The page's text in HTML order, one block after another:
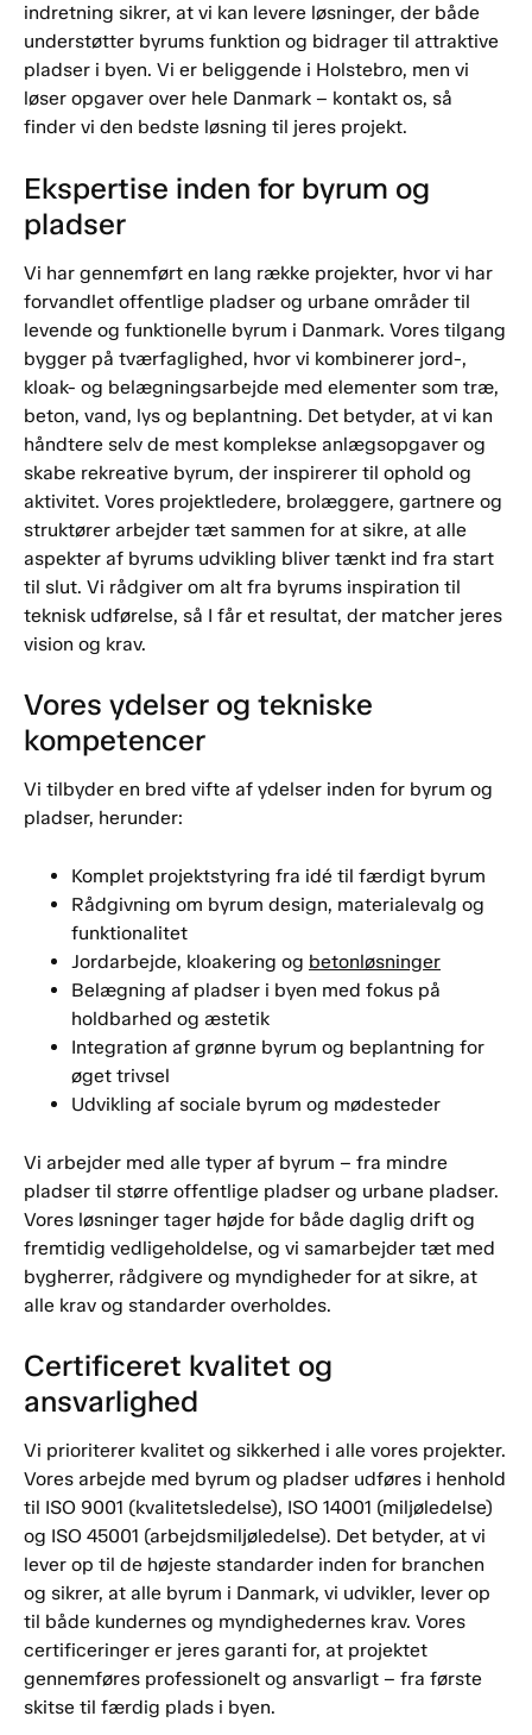
indretning sikrer, at vi kan levere løsninger, der både
understøtter byrums funktion og bidrager til attraktive
pladser i byen. Vi er beliggende i Holstebro, men vi
løser opgaver over hele Danmark – kontakt os, så
finder vi den bedste løsning til jeres projekt.
Ekspertise inden for byrum og
pladser
Vi har gennemført en lang række projekter, hvor vi har
forvandlet offentlige pladser og urbane områder til
levende og funktionelle byrum i Danmark. Vores tilgang
bygger på tværfaglighed, hvor vi kombinerer jord-,
kloak- og belægningsarbejde med elementer som træ,
beton, vand, lys og beplantning. Det betyder, at vi kan
håndtere selv de mest komplekse anlægsopgaver og
skabe rekreative byrum, der inspirerer til ophold og
aktivitet. Vores projektledere, brolæggere, gartnere og
struktører arbejder tæt sammen for at sikre, at alle
aspekter af byrums udvikling bliver tænkt ind fra start
til slut. Vi rådgiver om alt fra byrums inspiration til
teknisk udførelse, så I får et resultat, der matcher jeres
vision og krav.
Vores ydelser og tekniske
kompetencer
Vi tilbyder en bred vifte af ydelser inden for byrum og
pladser, herunder:
Komplet projektstyring fra idé til færdigt byrum
Rådgivning om byrum design, materialevalg og
funktionalitet
Jordarbejde, kloakering og betonløsninger
Belægning af pladser i byen med fokus på
holdbarhed og æstetik
Integration af grønne byrum og beplantning for
øget trivsel
Udvikling af sociale byrum og mødesteder
Vi arbejder med alle typer af byrum – fra mindre
pladser til større offentlige pladser og urbane pladser.
Vores løsninger tager højde for både daglig drift og
fremtidig vedligeholdelse, og vi samarbejder tæt med
bygherrer, rådgivere og myndigheder for at sikre, at
alle krav og standarder overholdes.
Certificeret kvalitet og
ansvarlighed
Vi prioriterer kvalitet og sikkerhed i alle vores projekter.
Vores arbejde med byrum og pladser udføres i henhold
til ISO 9001 (kvalitetsledelse), ISO 14001 (miljøledelse)
og ISO 45001 (arbejdsmiljøledelse). Det betyder, at vi
lever op til de højeste standarder inden for branchen
og sikrer, at alle byrum i Danmark, vi udvikler, lever op
til både kundernes og myndighedernes krav. Vores
certificeringer er jeres garanti for, at projektet
gennemføres professionelt og ansvarligt – fra første
skitse til færdig plads i byen.